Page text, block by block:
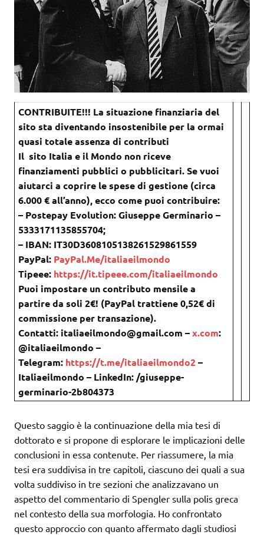
CONTRIBUITE!!! La situazione finanziaria del
sito sta diventando insostenibile per la ormai
quasi totale assenza di contributi
Il sito Italia e il Mondo non riceve
finanziamenti pubblici o pubblicitari. Se vuoi
aiutarci a coprire le spese di gestione (circa
6.000 € all’anno), ecco come puoi contribuire:
– Postepay Evolution: Giuseppe Germinario –
5333171135855704;
– IBAN: IT30D3608105138261529861559
PayPal: PayPal.Me/italiaeilmondo
Tipeee: https://it.tipeee.com/italiaeilmondo
Puoi impostare un contributo mensile a
partire da soli 2€! (PayPal trattiene 0,52€ di
commissione per transazione).
Contatti: italiaeilmondo@gmail.com –x.com:
@italiaeilmondo –
Telegram: https://t.me/italiaeilmondo2–
Italiaeilmondo – LinkedIn: /giuseppe-
germinario-2b804373
Questo saggio è la continuazione della mia tesi di
dottorato e si propone di esplorare le implicazioni delle
conclusioni in essa contenute. Per riassumere, la mia
tesi era suddivisa in tre capitoli, ciascuno dei quali a sua
volta suddiviso in tre sezioni che analizzavano un
aspetto del commentario di Spengler sulla polis greca
nel contesto della sua morfologia. Ho confrontato
questo approccio con quanto affermato dagli studiosi